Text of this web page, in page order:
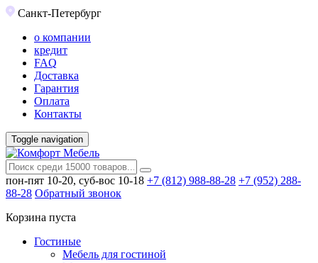
Санкт-Петербург
о компании
кредит
FAQ
Доставка
Гарантия
Оплата
Контакты
Toggle navigation
пон-пят 10-20, суб-вос 10-18 +7 (812) 988-88-28 +7 (952) 288-
88-28 Обратный звонок
Корзина пуста
Гостиные
Мебель для гостиной